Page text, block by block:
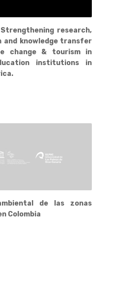
Strengthening research,
and knowledge transfer
change & tourism in
institutions in
de las zonas
Colombia